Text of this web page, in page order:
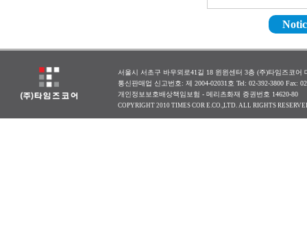
서울시 서초구 바우뫼로41길 18 윈윈센터 3층 (주)타임즈코어
통신판매업 신고번호: 제 2004-02031호 Tel: 02-392-3800 Fax:
개인정보보호배상책임보험 - 메리츠화재 증권번호 14620-80
COPYRIGHT 2010 TIMES COR E.CO.,LTD. ALL RIGHTS